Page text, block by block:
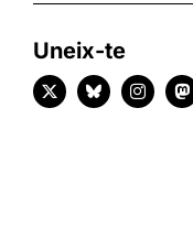
Uneix-te